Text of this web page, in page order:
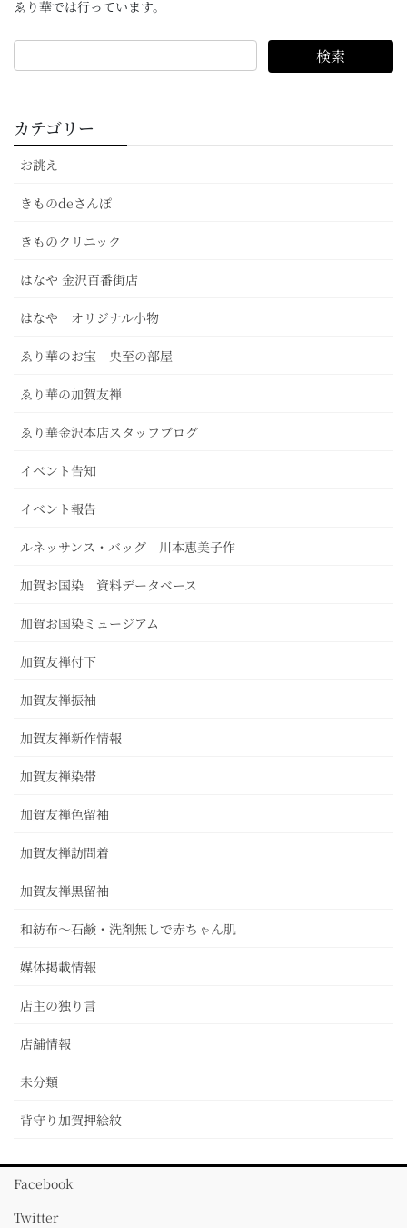
ゑり華では行っています。
カテゴリー
お誂え
きものdeさんぽ
きものクリニック
はなや 金沢百番街店
はなや オリジナル小物
ゑり華のお宝 央至の部屋
ゑり華の加賀友禅
ゑり華金沢本店スタッフブログ
イベント告知
イベント報告
ルネッサンス・バッグ 川本恵美子作
加賀お国染 資料データベース
加賀お国染ミュージアム
加賀友禅付下
加賀友禅振袖
加賀友禅新作情報
加賀友禅染帯
加賀友禅色留袖
加賀友禅訪問着
加賀友禅黒留袖
和紡布～石鹸・洗剤無しで赤ちゃん肌
媒体掲載情報
店主の独り言
店舗情報
未分類
背守り加賀押絵紋
Facebook
Twitter